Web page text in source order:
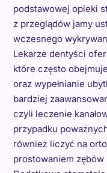
podstawowej opieki
z przeglądów jamy
wczesnego
Lekarze dentyści
które często
oraz wypełnianie
bardziej
czyli leczenie
przypadku
również liczyć na
prostowaniem zębów